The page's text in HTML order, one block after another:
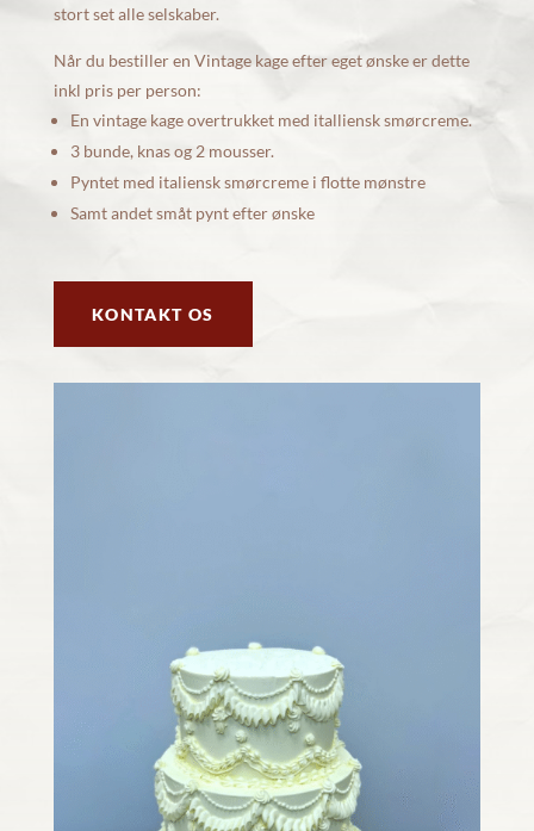
stort set alle selskaber.
Når du bestiller en Vintage kage efter eget ønske er dette
inkl pris per person:
En vintage kage overtrukket med italliensk smørcreme.
3 bunde, knas og 2 mousser.
Pyntet med italiensk smørcreme i flotte mønstre
Samt andet småt pynt efter ønske
KONTAKT OS